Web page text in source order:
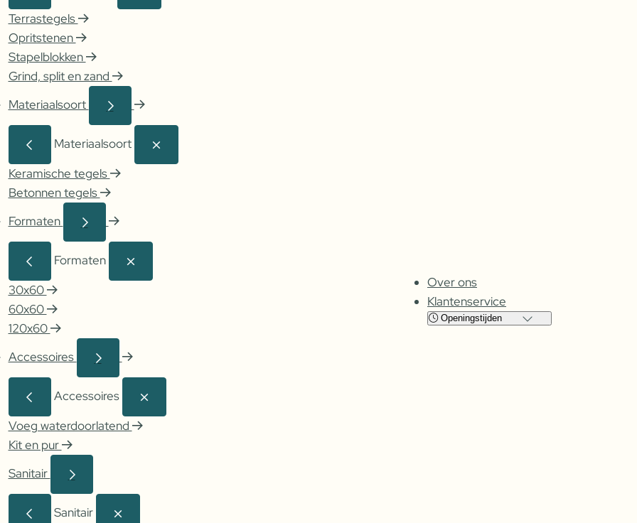
Terrastegels
Opritstenen
Stapelblokken
Grind, split en zand
Materiaalsoort
Materiaalsoort
Keramische tegels
Betonnen tegels
Formaten
Formaten
30x60
60x60
120x60
Accessoires
Accessoires
Voeg waterdoorlatend
Kit en pur
Sanitair
Sanitair
Over ons
Klantenservice
Openingstijden